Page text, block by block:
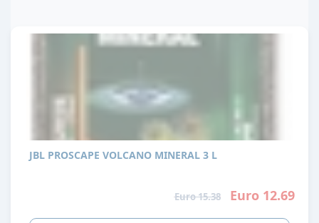
JBL PROSCAPE VOLCANO MINERAL 3 L
Euro 15.38 Euro 12.69